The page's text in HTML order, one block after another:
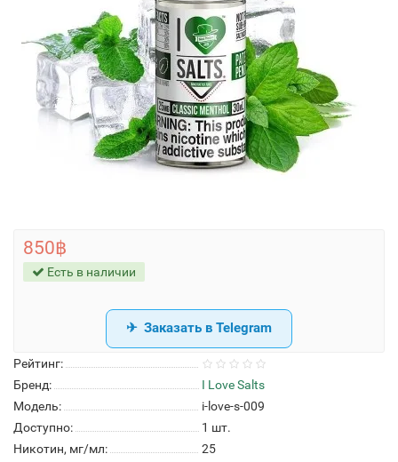
Рейтинг:
Бренд:
I Love Salts
Модель:
i-love-s-009
Доступно:
1 шт.
Никотин, мг/мл:
25
850฿
Есть в наличии
Заказать в Telegram